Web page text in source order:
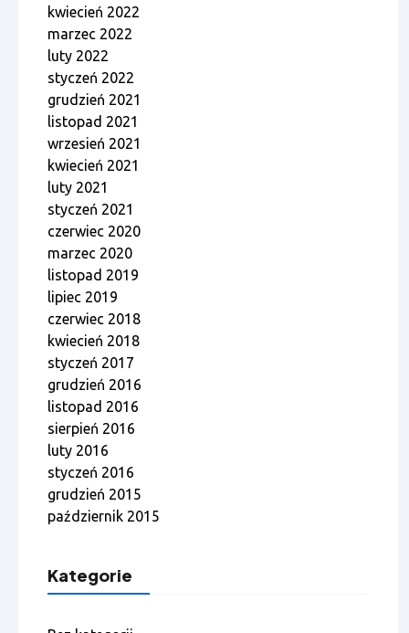
kwiecień 2022
marzec 2022
luty 2022
styczeń 2022
grudzień 2021
listopad 2021
wrzesień 2021
kwiecień 2021
luty 2021
styczeń 2021
czerwiec 2020
marzec 2020
listopad 2019
lipiec 2019
czerwiec 2018
kwiecień 2018
styczeń 2017
grudzień 2016
listopad 2016
sierpień 2016
luty 2016
styczeń 2016
grudzień 2015
październik 2015
Kategorie